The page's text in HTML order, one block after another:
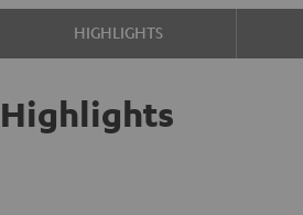
HIGHLIGHTS
Highlights